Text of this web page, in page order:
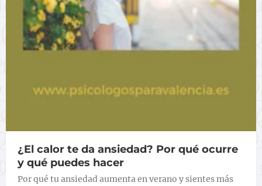
¿El calor te da ansiedad? Por qué ocurre
y qué puedes hacer
Por qué tu ansiedad aumenta en verano y sientes más